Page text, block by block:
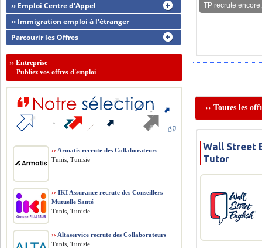
TP recrute
›› Toutes les
Wall Street
Tutor
›› Emploi Centre d'Appel
›› Immigration emploi à l'étranger
Parcourir les Offres
››Entreprise
Publiez vos offres d'emploi
›› Armatis recrute des Collaborateurs
Tunis, Tunisie
›› IKI Assurance recrute des Conseillers
Mutuelle Santé
Tunis, Tunisie
›› Altaservice recrute des Collaborateurs
Tunis, Tunisie